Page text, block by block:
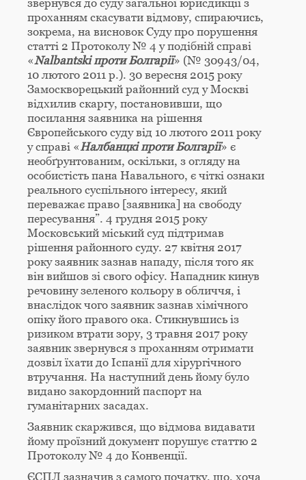
звернувся до суду загальної юрисдикції з
проханням скасувати відмову, спираючись,
зокрема, на висновок Суду про порушення
статті 2 Протоколу № 4 у подібній справі
«Nalbantski проти Болгарії» (№ 30943/04,
10 лютого 2011 р.). 30 вересня 2015 року
Замоскворецький районний суд у Москві
відхилив скаргу, постановивши, що
посилання заявника на рішення
Європейського суду від 10 лютого 2011 року
у справі «Налбанцкі проти Болгарії» є
необґрунтованим, оскільки, з огляду на
особистість пана Навального, є чіткі ознаки
реального суспільного інтересу, який
переважає право [заявника] на свободу
пересування”. 4 грудня 2015 року
Московський міський суд підтримав
рішення районного суду. 27 квітня 2017
року заявник зазнав нападу, після того як
він вийшов зі свого офісу. Нападник кинув
речовину зеленого кольору в обличчя, і
внаслідок чого заявник зазнав хімічного
опіку його правого ока. Стикнувшись із
ризиком втрати зору, 3 травня 2017 року
заявник звернувся з проханням отримати
дозвіл їхати до Іспанії для хірургічного
втручання. На наступний день йому було
видано закордонний паспорт на
гуманітарних засадах.
Заявник скаржився, що відмова видавати
йому проїзний документ порушує статтю 2
Протоколу № 4 до Конвенції.
ЄСПЛ зазначив з самого початку, що, хоча